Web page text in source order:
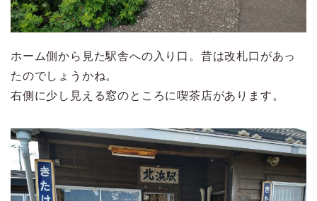
ホーム側から見た駅舎への入り口。昔は改札口があっ
たのでしょうかね。
右側に少し見える窓のところに喫茶店があります。